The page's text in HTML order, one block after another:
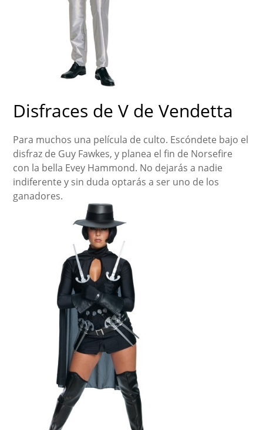
Disfraces de V de Vendetta
Para muchos una película de culto. Escóndete bajo el
disfraz de Guy Fawkes, y planea el fin de Norsefire
con la bella Evey Hammond. No dejarás a nadie
indiferente y sin duda optarás a ser uno de los
ganadores.